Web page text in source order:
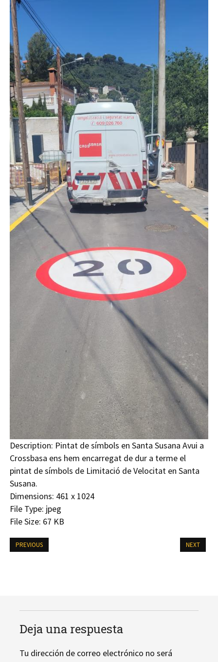
Description: Pintat de símbols en Santa Susana Avui a
Crossbasa ens hem encarregat de dur a terme el
pintat de símbols de Limitació de Velocitat en Santa
Susana.
Dimensions: 461 x 1024
File Type: jpeg
File Size: 67 KB
PREVIOUS NEXT
Deja una respuesta
Tu dirección de correo electrónico no será